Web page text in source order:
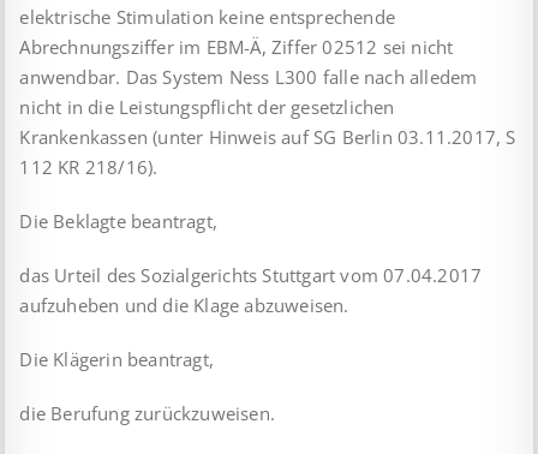
elektrische Stimulation keine entsprechende
Abrechnungsziffer im EBM-Ä, Ziffer 02512 sei nicht
anwendbar. Das System Ness L300 falle nach alledem
nicht in die Leistungspflicht der gesetzlichen
Krankenkassen (unter Hinweis auf SG Berlin 03.11.2017, S
112 KR 218/16).
Die Beklagte beantragt,
das Urteil des Sozialgerichts Stuttgart vom 07.04.2017
aufzuheben und die Klage abzuweisen.
Die Klägerin beantragt,
die Berufung zurückzuweisen.